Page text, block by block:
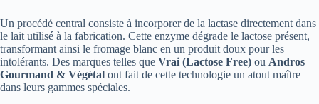
Un procédé central consiste à incorporer de la lactase directement dans
le lait utilisé à la fabrication. Cette enzyme dégrade le lactose présent,
transformant ainsi le fromage blanc en un produit doux pour les
intolérants. Des marques telles que Vrai (Lactose Free) ou Andros
Gourmand & Végétal ont fait de cette technologie un atout maître
dans leurs gammes spéciales.